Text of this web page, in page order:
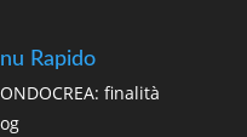
Rapido
finalità